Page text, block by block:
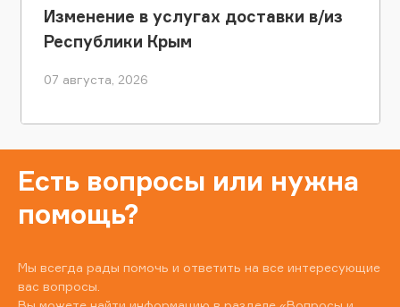
Изменение в услугах доставки в/из
Республики Крым
07 августа, 2026
Есть вопросы или нужна
помощь?
Мы всегда рады помочь и ответить на все интересующие
вас вопросы.